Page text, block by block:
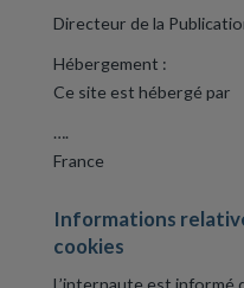
Directeur de la
Hébergement :
Ce site est hébergé par
….
France
Informations
cookies
L’internaute est informé